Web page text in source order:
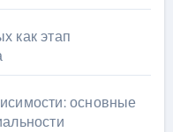
как этап
основные